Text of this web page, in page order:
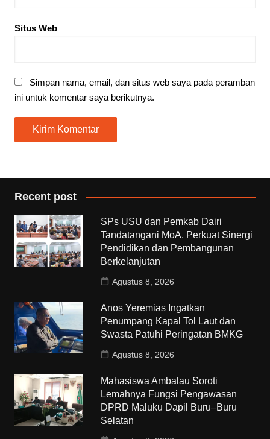
Situs Web
Simpan nama, email, dan situs web saya pada peramban
ini untuk komentar saya berikutnya.
Recent post
SPs USU dan Pemkab Dairi
Tandatangani MoA, Perkuat Sinergi
Pendidikan dan Pembangunan
Berkelanjutan
Agustus 8, 2026
Anos Yeremias Ingatkan
Penumpang Kapal Tol Laut dan
Swasta Patuhi Peringatan BMKG
Agustus 8, 2026
Mahasiswa Ambalau Soroti
Lemahnya Fungsi Pengawasan
DPRD Maluku Dapil Buru–Buru
Selatan